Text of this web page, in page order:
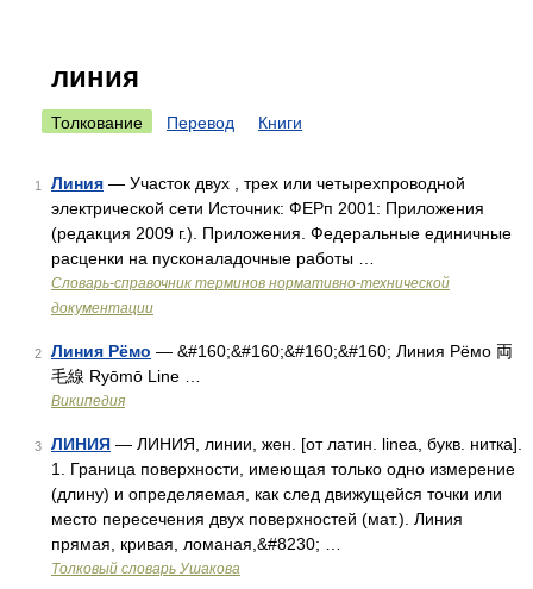
линия
Толкование Перевод Книги
1 Линия — Участок двух , трех или четырехпроводной
электрической сети Источник: ФЕРп 2001: Приложения
(редакция 2009 г.). Приложения. Федеральные единичные
расценки на пусконаладочные работы …
Словарь-справочник терминов нормативно-технической
документации
2 Линия Рёмо — &#160;&#160;&#160;&#160; Линия Рёмо 両
毛線 Ryōmō Line …
Википедия
3 ЛИНИЯ — ЛИНИЯ, линии, жен. [от латин. linea, букв. нитка].
1. Граница поверхности, имеющая только одно измерение
(длину) и определяемая, как след движущейся точки или
место пересечения двух поверхностей (мат.). Линия
прямая, кривая, ломаная,&#8230; …
Толковый словарь Ушакова